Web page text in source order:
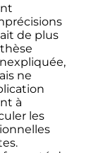
de plus
ne
à
les